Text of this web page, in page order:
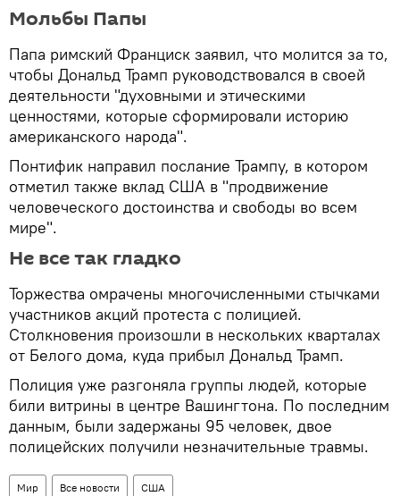
Мольбы Папы
Папа римский Франциск заявил, что молится за то,
чтобы Дональд Трамп руководствовался в своей
деятельности "духовными и этическими
ценностями, которые сформировали историю
американского народа".
Понтифик направил послание Трампу, в котором
отметил также вклад США в "продвижение
человеческого достоинства и свободы во всем
мире".
Не все так гладко
Торжества омрачены многочисленными стычками
участников акций протеста с полицией.
Столкновения произошли в нескольких кварталах
от Белого дома, куда прибыл Дональд Трамп.
Полиция уже разгоняла группы людей, которые
били витрины в центре Вашингтона. По последним
данным, были задержаны 95 человек, двое
полицейских получили незначительные травмы.
Мир Все новости США